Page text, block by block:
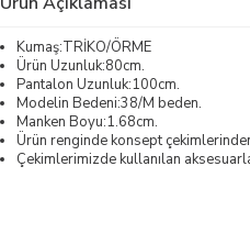
Kumaş:TRİKO/ÖRME
Ürün Uzunluk:80cm.
Pantalon Uzunluk:100cm.
Modelin Bedeni:38/M beden.
Manken Boyu:1.68cm.
Ürün renginde konsept
Çekimlerimizde kullanılan